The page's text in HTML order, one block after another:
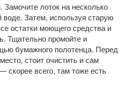
лоток на несколько
Затем, используя старую
остатки моющего средства и
Тщательно промойте и
бумажного полотенца. Перед
стоит очистить и сам
скорее всего, там тоже есть